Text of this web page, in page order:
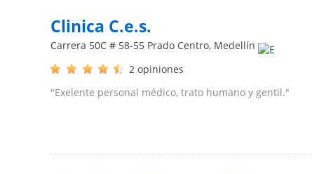
Clinica C.e.s.
Carrera 50C # 58-55 Prado Centro, Medellín
2 opiniones
"Exelente personal médico, trato humano y gentil."